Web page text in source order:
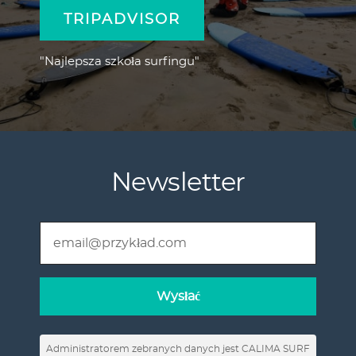
TRIPADVISOR
"Najlepsza szkoła surfingu"
Newsletter
Administratorem zebranych danych jest CALIMA SURF